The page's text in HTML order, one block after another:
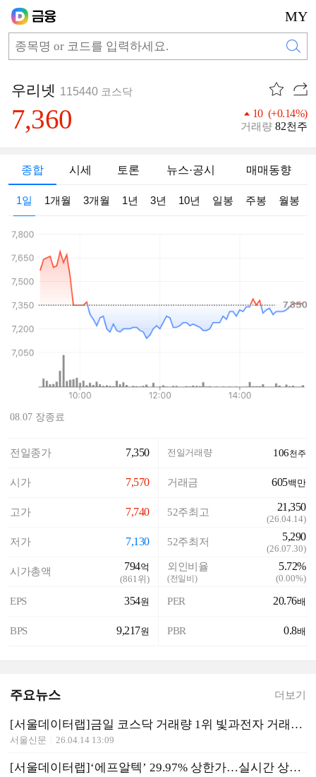
MY
우리넷 115440 코스닥
7,360 10 (+0.14%)
거래량 82천주
종합 시세 토론 뉴스·공시 매매동향
1일 1개월 3개월 1년 3년 10년 일봉 주봉 월봉
08.07 장종료
전일종가 7,350
시가 7,570
고가 7,740
저가 7,130
시가총액 794억
(861위)
EPS 354원
BPS 9,217원
전일거래량 106천주
거래금 605백만
52주최고 21,350
(26.04.14)
52주최저 5,290
(26.07.30)
외인비율
(전일비)
5.72%
(0.00%)
PER 20.76배
PBR 0.8배
주요뉴스 더보기
[서울데이터랩]금일 코스닥 거래량 1위 빛과전자 거래대금 2212억 돌파
서울신문 26.04.14 13:09
[서울데이터랩]‘에프알텍’ 29.97% 상한가…실시간 상승률 1위